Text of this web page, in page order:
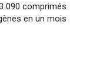
090 comprimés
en un mois